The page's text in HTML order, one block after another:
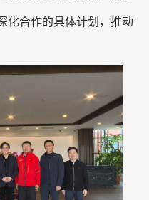
化合作的具体计划，推动